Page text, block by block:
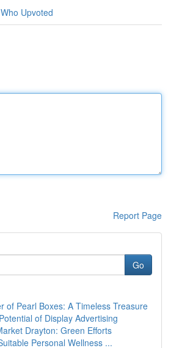
Who Upvoted
Report Page
Go
of Pearl Boxes: A Timeless Treasure
of Display Advertising
Drayton: Green Efforts
Personal Wellness ...